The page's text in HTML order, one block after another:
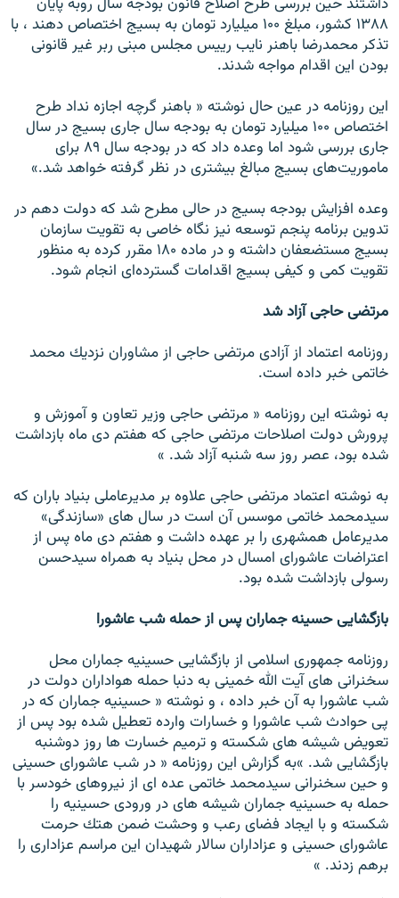
داشتند حين بررسى طرح اصلاح قانون بودجه سال روبه پايان
۱۳۸۸ كشور، مبلغ ۱۰۰ ميليارد تومان به بسيج اختصاص دهند ، با
تذكر محمدرضا باهنر نايب رييس مجلس مبنى ربر غير قانونى
بودن اين اقدام مواجه شدند.
اين روزنامه در عين حال نوشته « باهنر گرچه اجازه نداد طرح
اختصاص ۱۰۰ ميليارد تومان به بودجه سال جارى بسيج در سال
جارى بررسى شود اما وعده داد كه در بودجه سال ۸۹ براى
ماموريت‌هاى بسيج مبالغ بيشترى در نظر گرفته خواهد شد.»
وعده افزايش بودجه بسيج در حالى مطرح شد كه دولت دهم در
تدوين برنامه پنجم توسعه نيز نگاه خاصى به تقويت سازمان
بسيج مستضعفان داشته و در ماده ۱۸۰ مقرر كرده به منظور
تقويت كمى و كيفى بسيج اقدامات گسترده‌اى انجام شود.
مرتضى حاجى آزاد شد
روزنامه اعتماد از آزادى مرتضى حاجى از مشاوران نزديك محمد
خاتمى خبر داده است.
به نوشته اين روزنامه « مرتضى حاجى وزير تعاون و آموزش و
پرورش دولت اصلاحات مرتضى حاجى كه هفتم دى ماه بازداشت
شده بود، عصر روز سه شنبه آزاد شد. »
به نوشته اعتماد مرتضى حاجى علاوه بر مديرعاملى بنياد باران كه
سيدمحمد خاتمى موسس آن است در سال هاى «سازندگى»
مديرعامل همشهرى را بر عهده داشت و هفتم دى ماه پس از
اعتراضات عاشوراى امسال در محل بنياد به همراه سيدحسن
رسولى بازداشت شده بود.
بازگشايى حسينه جماران پس از حمله شب عاشورا
روزنامه جمهورى اسلامى از بازگشايى حسينيه جماران محل
سخنرانى هاى آيت الله خمينى به دنبا حمله هواداران دولت در
شب عاشورا به آن خبر داده ، و نوشته « حسينيه جماران كه در
پى حوادث شب عاشورا و خسارات وارده تعطيل شده بود پس از
تعويض شيشه هاى شكسته و ترميم خسارت ها روز دوشنبه
بازگشايى شد. » به گزارش اين روزنامه « در شب عاشوراى حسينى
و حين سخنرانى سيدمحمد خاتمى عده اى از نيروهاى خودسر با
حمله به حسينيه جماران شيشه هاى در ورودى حسينيه را
شكسته و با ايجاد فضاى رعب و وحشت ضمن هتك حرمت
عاشوراى حسينى و عزاداران سالار شهيدان اين مراسم عزادارى را
برهم زدند. »